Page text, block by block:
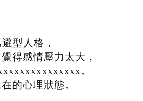
型人格，
得感情壓力太大，
。
的心理狀態。